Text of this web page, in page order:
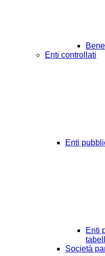
Enti controllati
Enti
Enti
Società